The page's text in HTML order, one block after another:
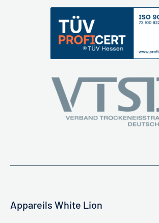
Appareils White Lion